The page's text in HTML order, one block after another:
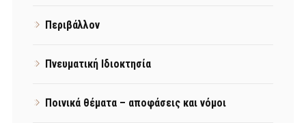
Περιβάλλον
Πνευματική Ιδιοκτησία
Ποινικά θέματα – αποφάσεις και νόμοι